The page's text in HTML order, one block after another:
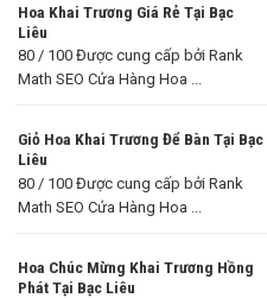
Hoa Khai Trương Giá Rẻ Tại Bạc
Liêu
80 / 100 Được cung cấp bởi Rank
Math SEO Cửa Hàng Hoa ...
Giỏ Hoa Khai Trương Để Bàn Tại Bạc
Liêu
80 / 100 Được cung cấp bởi Rank
Math SEO Cửa Hàng Hoa ...
Hoa Chúc Mừng Khai Trương Hồng
Phát Tại Bạc Liêu